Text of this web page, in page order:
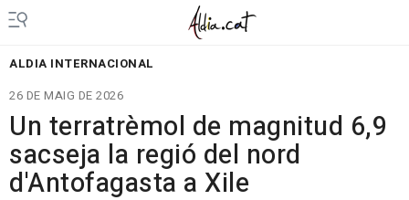
ALDIA INTERNACIONAL
26 DE MAIG DE 2026
Un terratrèmol de magnitud 6,9
sacseja la regió del nord
d'Antofagasta a Xile